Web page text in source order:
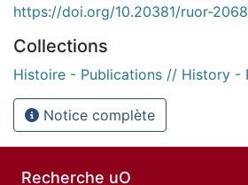
https://doi.org/10.20381/ruor-
Collections
Histoire - Publications // History -
Notice complète
Recherche uO